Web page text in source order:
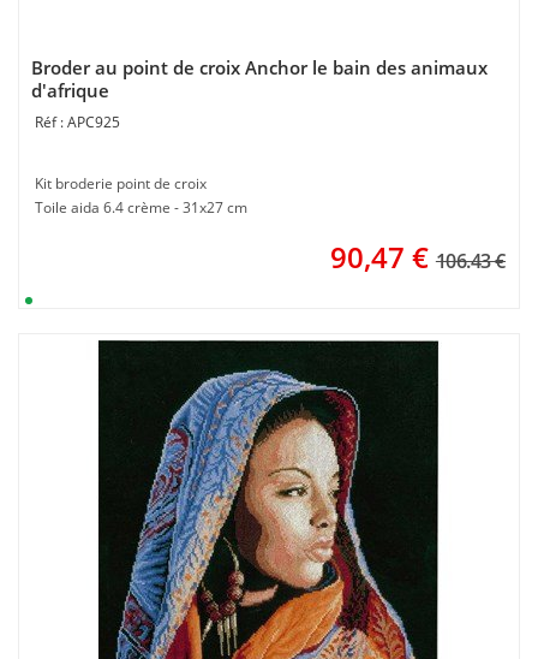
Broder au point de croix Anchor le bain des animaux
d'afrique
APC925
Kit broderie point de croix
Toile aida 6.4 crème - 31x27 cm
90,47 € 106.43 €